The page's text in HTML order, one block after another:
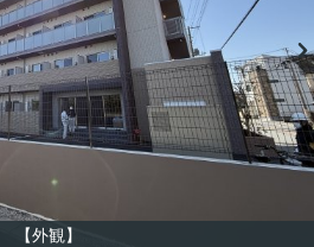
【外観】